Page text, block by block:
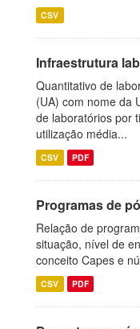
CSV
Infraestrutura
Quantitativo de
(UA) com nome da
de laboratórios por
utilização média...
CSV PDF
Programas de
Relação de
situação, nível de
conceito Capes e
CSV PDF